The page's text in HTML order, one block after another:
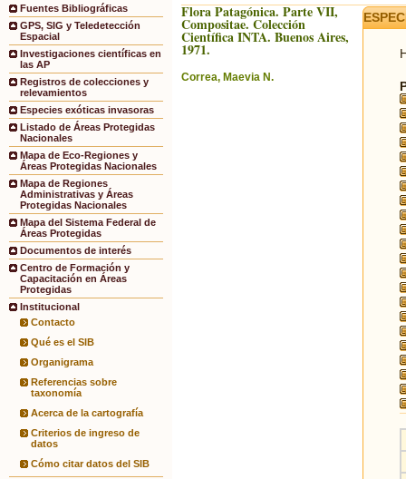
Fuentes Bibliográficas
GPS, SIG y Teledetección
Espacial
Investigaciones científicas en
las AP
Registros de colecciones y
relevamientos
Especies exóticas invasoras
Listado de Áreas Protegidas
Nacionales
Mapa de Eco-Regiones y
Áreas Protegidas Nacionales
Mapa de Regiones
Administrativas y Áreas
Protegidas Nacionales
Mapa del Sistema Federal de
Áreas Protegidas
Documentos de interés
Centro de Formación y
Capacitación en Áreas
Protegidas
Institucional
Contacto
Qué es el SIB
Organigrama
Referencias sobre
taxonomía
Acerca de la cartografía
Criterios de ingreso de
datos
Cómo citar datos del SIB
Flora Patagónica. Parte VII,
Compositae. Colección
Científica INTA. Buenos Aires,
1971.
Correa, Maevia N.